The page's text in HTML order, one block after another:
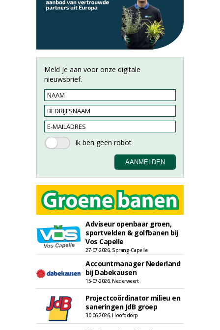
Meld je aan voor onze digitale
nieuwsbrief.
Adviseur openbaar groen,
sportvelden & golfbanen bij
Vos Capelle
27-07-2026, Sprang-Capelle
Accountmanager Nederland
bij Dabekausen
15-07-2026, Nederweert
Projectcoördinator milieu en
saneringen JdB groep
30-06-2026, Hoofddorp